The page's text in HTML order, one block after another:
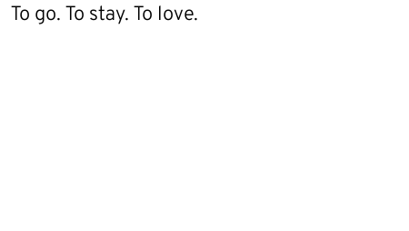
To go. To stay. To love.